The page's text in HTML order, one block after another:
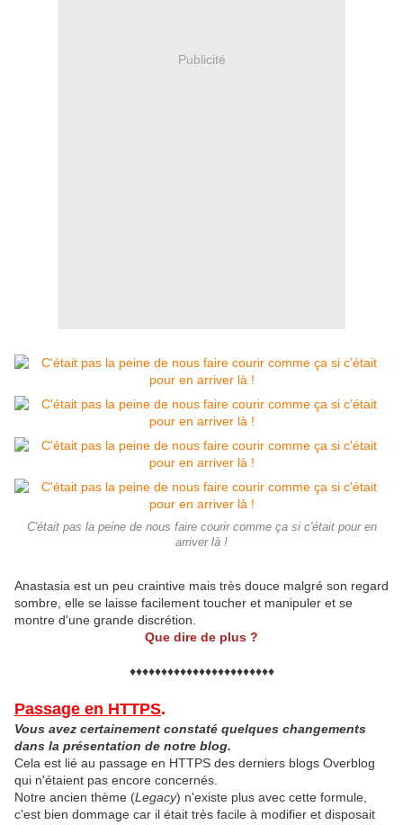
Publicité
C'était pas la peine de nous faire courir comme ça si c'était pour en
arriver là !
Anastasia est un peu craintive mais très douce malgré son regard
sombre, elle se laisse facilement toucher et manipuler et se
montre d'une grande discrétion.
Que dire de plus ?
♦♦♦♦♦♦♦♦♦♦♦♦♦♦♦♦♦♦♦♦♦♦♦
Passage en HTTPS.
Vous avez certainement constaté quelques changements
dans la présentation de notre blog.
Cela est lié au passage en HTTPS des derniers blogs Overblog
qui n'étaient pas encore concernés.
Notre ancien thème (Legacy) n'existe plus avec cette formule,
c'est bien dommage car il était très facile à modifier et disposait